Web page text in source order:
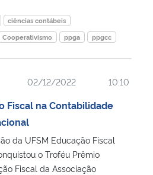
ciências contábeis
Cooperativismo ppga ppgcc
02/12/2022 10:10
Fiscal na Contabilidade
da UFSM Educação Fiscal
o Troféu Prêmio
Fiscal da Associação